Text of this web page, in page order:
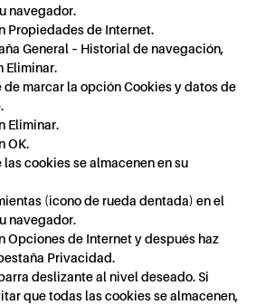
navegador.
Propiedades de Internet.
General – Historial de navegación,
Eliminar.
de marcar la opción Cookies y datos de
Eliminar.
OK.
cookies se almacenen en su
(icono de rueda dentada) en el
navegador.
Opciones de Internet y después haz
Privacidad.
deslizante al nivel deseado. Si
que todas las cookies se almacenen,